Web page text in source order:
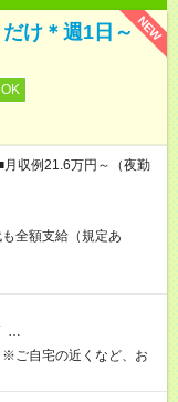
NEW
け＊週1日～
収例21.6万円～（夜勤
全額支給（規定あ
…
ご自宅の近くなど、お